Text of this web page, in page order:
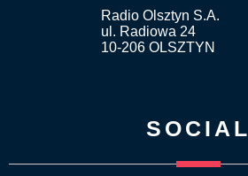
Radio Olsztyn S.A.
ul. Radiowa 24
10-206 OLSZTYN
SOCIAL